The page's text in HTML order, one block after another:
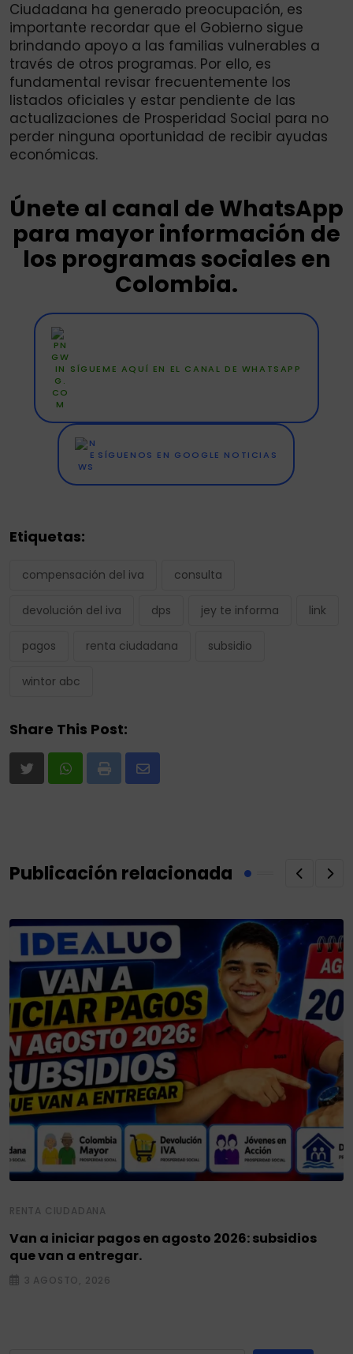
Ciudadana ha generado preocupación, es
importante recordar que el Gobierno sigue
brindando apoyo a las familias vulnerables a
través de otros programas. Por ello, es
fundamental revisar frecuentemente los
listados oficiales y estar pendiente de las
actualizaciones de Prosperidad Social para no
perder ninguna oportunidad de recibir ayudas
económicas.
Únete al canal de WhatsApp
para mayor información de
los programas sociales en
Colombia.
SÍGUEME AQUÍ EN EL CANAL DE WHATSAPP
SÍGUENOS EN GOOGLE NOTICIAS
Etiquetas:
compensación del iva consulta
devolución del iva dps jey te informa link
pagos renta ciudadana subsidio
wintor abc
Share This Post:
Print
Share
Publicación relacionada
RENTA CIUDADANA
Van a iniciar pagos en agosto 2026: subsidios
que van a entregar.
3 AGOSTO, 2026